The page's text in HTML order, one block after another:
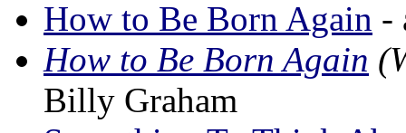
How to Be Born Again -
How to Be Born Again
Billy Graham